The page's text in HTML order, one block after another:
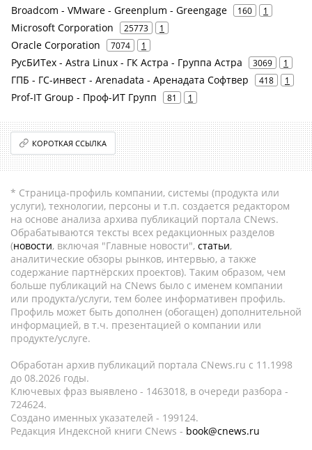
Broadcom - VMware - Greenplum - Greengage 160 1
Microsoft Corporation 25773 1
Oracle Corporation 7074 1
РусБИТех - Astra Linux - ГК Астра - Группа Астра 3069 1
ГПБ - ГС-инвест - Arenadata - Аренадата Софтвер 418 1
Prof-IT Group - Проф-ИТ Групп 81 1
КОРОТКАЯ ССЫЛКА
* Страница-профиль компании, системы (продукта или
услуги), технологии, персоны и т.п. создается редактором
на основе анализа архива публикаций портала CNews.
Обрабатываются тексты всех редакционных разделов
(новости, включая "Главные новости", статьи,
аналитические обзоры рынков, интервью, а также
содержание партнёрских проектов). Таким образом, чем
больше публикаций на CNews было с именем компании
или продукта/услуги, тем более информативен профиль.
Профиль может быть дополнен (обогащен) дополнительной
информацией, в т.ч. презентацией о компании или
продукте/услуге.
Обработан архив публикаций портала CNews.ru c 11.1998
до 08.2026 годы.
Ключевых фраз выявлено - 1463018, в очереди разбора -
724624.
Создано именных указателей - 199124.
Редакция Индексной книги CNews - book@cnews.ru